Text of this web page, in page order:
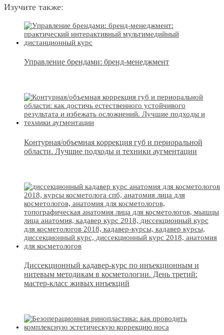
Изучите также:
Управление брендами: бренд-менеджмент
Контурная/объемная коррекция губ и периоральной
области. Лучшие подходы и техники аугментации
Диссекционный кадавер-курс по инъекционным и
нитевым методикам в косметологии. День третий:
мастер-класс живых инъекций